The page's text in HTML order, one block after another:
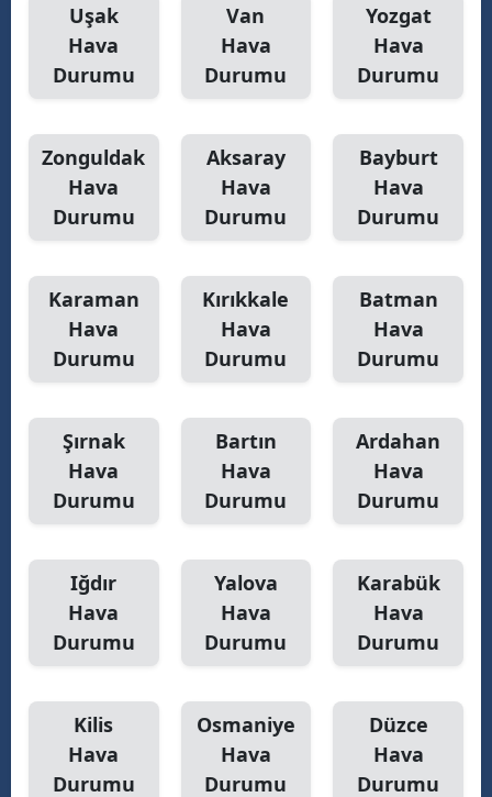
Uşak
Hava
Durumu
Van
Hava
Durumu
Yozgat
Hava
Durumu
Zonguldak
Hava
Durumu
Aksaray
Hava
Durumu
Bayburt
Hava
Durumu
Karaman
Hava
Durumu
Kırıkkale
Hava
Durumu
Batman
Hava
Durumu
Şırnak
Hava
Durumu
Bartın
Hava
Durumu
Ardahan
Hava
Durumu
Iğdır
Hava
Durumu
Yalova
Hava
Durumu
Karabük
Hava
Durumu
Kilis
Hava
Durumu
Osmaniye
Hava
Durumu
Düzce
Hava
Durumu